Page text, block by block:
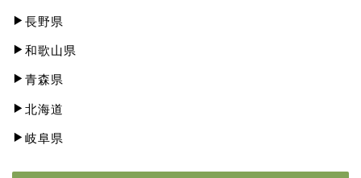
長野県
和歌山県
青森県
北海道
岐阜県